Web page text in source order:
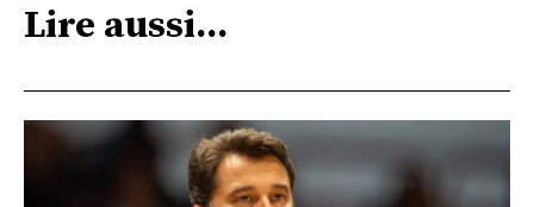
Lire aussi...